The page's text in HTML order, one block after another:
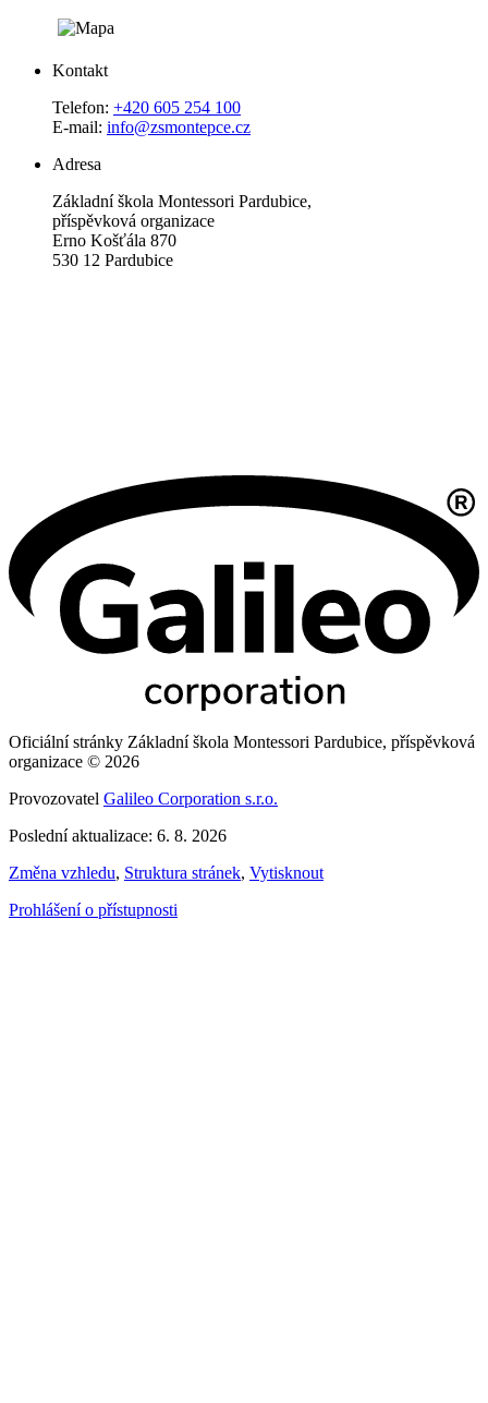
Kontakt
Telefon: +420 605 254 100
E-mail: info@zsmontepce.cz
Adresa
Základní škola Montessori Pardubice,
příspěvková organizace
Erno Košťála 870
530 12 Pardubice
Oficiální stránky Základní škola Montessori Pardubice, příspěvková
organizace © 2026
Provozovatel Galileo Corporation s.r.o.
Poslední aktualizace: 6. 8. 2026
Změna vzhledu, Struktura stránek, Vytisknout
Prohlášení o přístupnosti